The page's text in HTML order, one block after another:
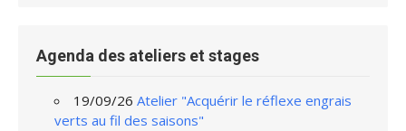
Agenda des ateliers et stages
19/09/26 Atelier "Acquérir le réflexe engrais
verts au fil des saisons"